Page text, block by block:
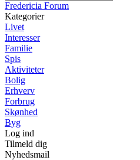
Fredericia Forum
Kategorier
Livet
Interesser
Familie
Spis
Aktiviteter
Bolig
Erhverv
Forbrug
Skønhed
Byg
Log ind
Tilmeld dig
Nyhedsmail